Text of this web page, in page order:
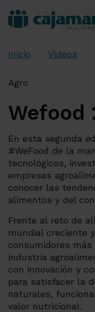
Inicio Videos
Agro
Wefood
En esta segunda
#WeFood de la
tecnológicos,
empresas
conocer las
alimentos y del
Frente al reto de
mundial creciente
consumidores
industria
con innovación y
para satisfacer la
naturales,
valor nutricional.